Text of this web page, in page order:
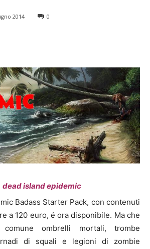
2014 0
Badass Starter Pack, con contenuti
a 120 euro, é ora disponibile. Ma che
ombrelli mortali, trombe
di squali e legioni di zombie